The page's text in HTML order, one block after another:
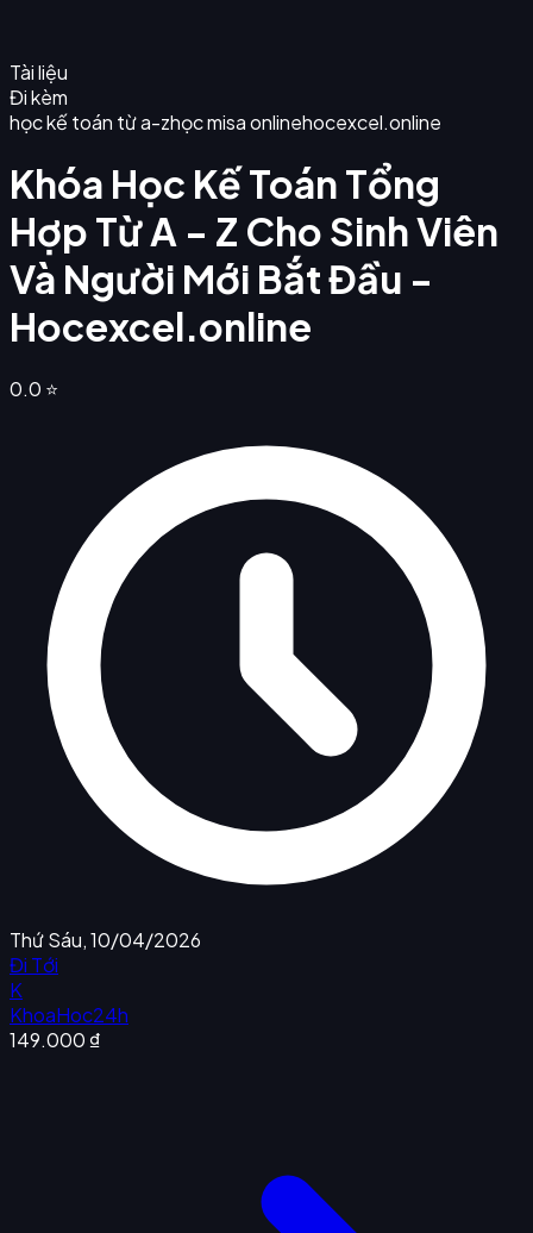
Tài liệu
Đi kèm
học kế toán từ a-zhọc misa onlinehocexcel.online
Khóa Học Kế Toán Tổng
Hợp Từ A - Z Cho Sinh Viên
Và Người Mới Bắt Đầu -
Hocexcel.online
0.0 ⭐
Thứ Sáu, 10/04/2026
Đi Tới
K
KhoaHoc24h
149.000 ₫